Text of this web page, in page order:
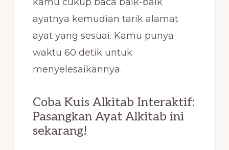
ayatnya kemudian tarik alamat
ayat yang sesuai. Kamu punya
waktu 60 detik untuk
menyelesaikannya.
Coba Kuis Alkitab Interaktif:
Pasangkan Ayat Alkitab ini
sekarang!